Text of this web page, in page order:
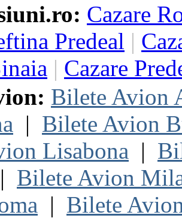
Cazare
Predeal |
| Cazare
Bilete Avion
| Bilete Avion
Lisabona |
| Bilete Avion
| Bilete